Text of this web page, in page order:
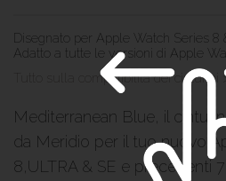
Disegnato per Apple Watch Series 8
Adatto a tutte le versioni di Apple
Tutto sulla compatibilità dei cinturini
Mediterranean Blue, il
da Meridio per il tuo nuovo
8,ULTRA & SE e precedenti